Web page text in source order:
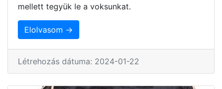
mellett tegyük le a voksunkat.
Elolvasom →
Létrehozás dátuma: 2024-01-22